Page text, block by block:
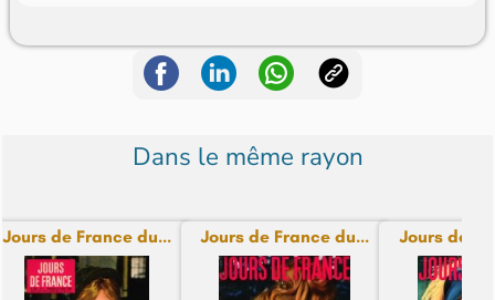
Dans le même rayon
Jours de France du... Jours de France du... Jours de